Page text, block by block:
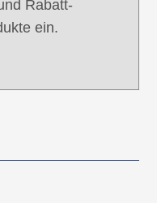
Rabatt-
ein.